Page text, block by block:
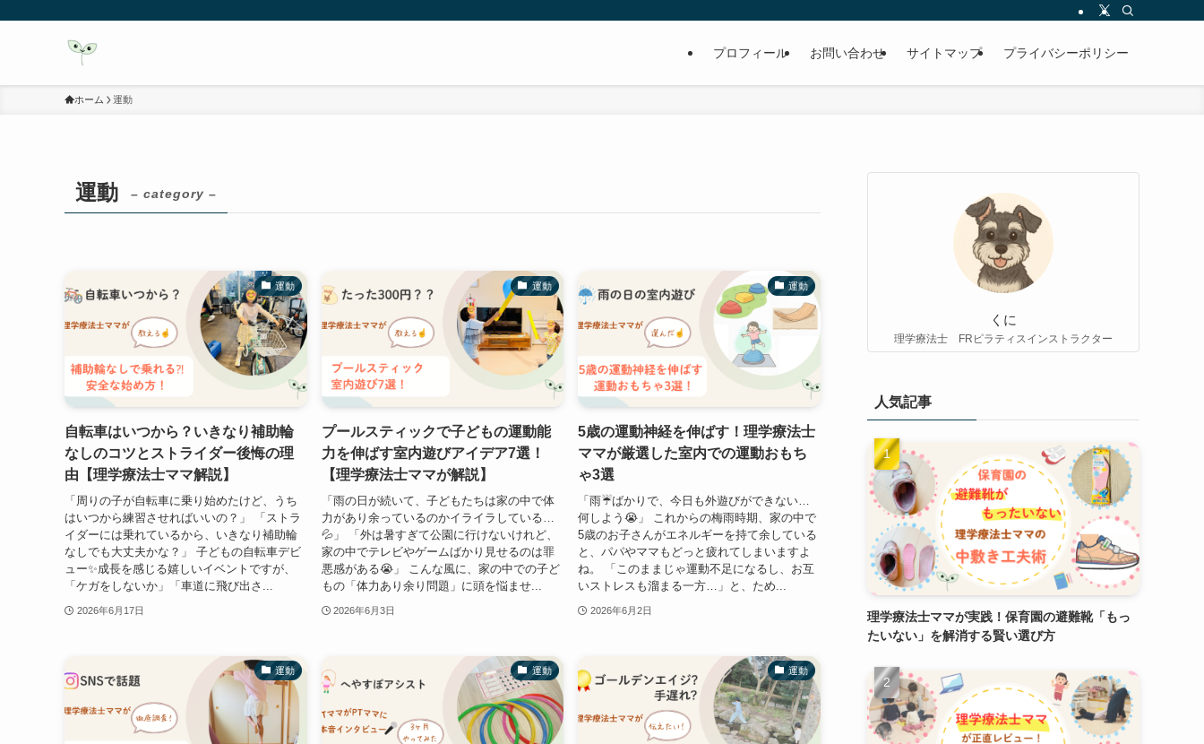
プロフィール お問い合わせ サイトマップ プライバシーポリシー
ホーム 運動
運動 – category –
運動
自転車はいつから？いきなり補助輪
なしのコツとストライダー後悔の理
由【理学療法士ママ解説】
「周りの子が自転車に乗り始めたけど、うち
はいつから練習させればいいの？」 「ストラ
イダーには乗れているから、いきなり補助輪
なしでも大丈夫かな？」 子どもの自転車デビ
ュー✨成長を感じる嬉しいイベントですが、
「ケガをしないか」「車道に飛び出さ...
2026年6月17日
運動
プールスティックで子どもの運動能
力を伸ばす室内遊びアイデア7選！
【理学療法士ママが解説】
「雨の日が続いて、子どもたちは家の中で体
力があり余っているのかイライラしている…
💦」 「外は暑すぎて公園に行けないけれど、
家の中でテレビやゲームばかり見せるのは罪
悪感がある😭」 こんな風に、家の中での子ど
もの「体力あり余り問題」に頭を悩ませ...
2026年6月3日
運動
5歳の運動神経を伸ばす！理学療法士
ママが厳選した室内での運動おもち
ゃ3選
「雨☔️ばかりで、今日も外遊びができない…
何しよう😭」 これからの梅雨時期、家の中で
5歳のお子さんがエネルギーを持て余している
と、パパやママもどっと疲れてしまいますよ
ね。 「このままじゃ運動不足になるし、お互
いストレスも溜まる一方…」と、ため...
2026年6月2日
運動 運動 運動
くに
理学療法士 FRピラティスインストラクター
人気記事
理学療法士ママが実践！保育園の避難靴「もっ
たいない」を解消する賢い選び方